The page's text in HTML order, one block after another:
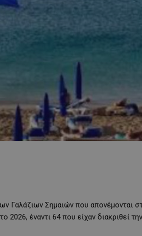
Γαλάζιων Σημαιών που απονέμονται
2026, έναντι 64 που είχαν διακριθεί